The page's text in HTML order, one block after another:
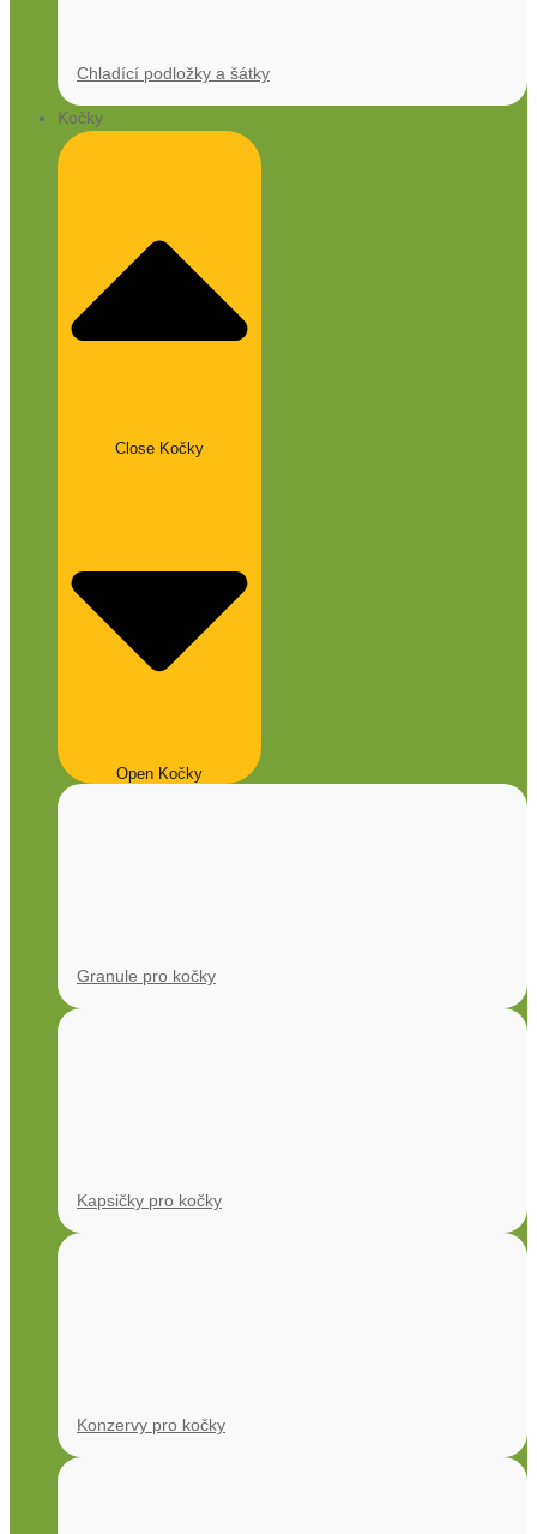
Chladící podložky a šátky
Kočky
Close Kočky
Open Kočky
Granule pro kočky
Kapsičky pro kočky
Konzervy pro kočky